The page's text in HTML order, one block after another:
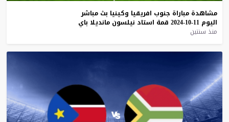
مشاهدة مباراة جنوب افريقيا وكينيا بث مباشر
اليوم 11-10-2024 قمة استاد نيلسون مانديلا باي
منذ سنتين